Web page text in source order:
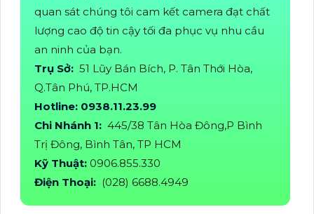
quan sát chúng tôi cam kết camera đạt chất
lượng cao độ tin cậy tối đa phục vụ nhu cầu
an ninh của bạn.
Trụ Sở: 51 Lũy Bán Bích, P. Tân Thới Hòa,
Q.Tân Phú, TP.HCM
Hotline: 0938.11.23.99
Chi Nhánh 1: 445/38 Tân Hòa Đông,P Bình
Trị Đông, Bình Tân, TP HCM
Kỹ Thuật: 0906.855.330
Điện Thoại: (028) 6688.4949